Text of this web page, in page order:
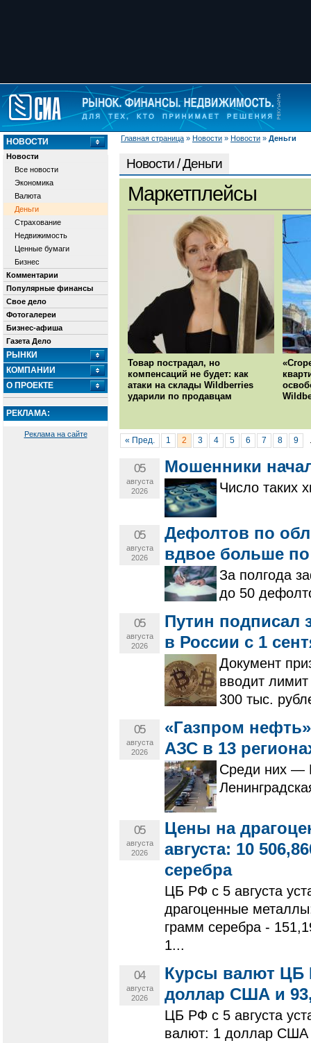
Главная страница » Новости » Новости » Деньги
НОВОСТИ
Новости
Все новости
Экономика
Валюта
Деньги
Страхование
Недвижимость
Ценные бумаги
Бизнес
Комментарии
Популярные финансы
Свое дело
Фотогалереи
Бизнес-афиша
Газета Дело
РЫНКИ
КОМПАНИИ
О ПРОЕКТЕ
РЕКЛАМА:
Реклама на сайте
Новости / Деньги
Маркетплейсы
Товар пострадал, но
компенсаций не будет: как
атаки на склады Wildberries
ударили по продавцам
« Пред. 1 2 3 4 5 6 7 8 9
05
августа
2026
Мошенники
Число таких
05
августа
2026
Дефолтов по
вдвое больше по
За полгода
до 50
05
августа
2026
Путин подписал
в России с 1
Документ
вводит
300 тыс.
05
августа
2026
«Газпром
АЗС в 13
Среди них —
05
августа
2026
Цены на
августа: 10
серебра
ЦБ РФ с 5 августа
драгоценные
грамм серебра -
1...
04
августа
2026
Курсы валют ЦБ
доллар США и
ЦБ РФ с 5 августа
валют: 1 доллар США